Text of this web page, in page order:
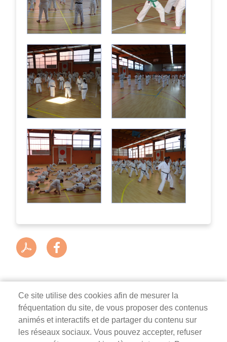
Ce site utilise des cookies afin de mesurer la
fréquentation du site, de vous proposer des contenus
animés et interactifs et de partager du contenu sur
les réseaux sociaux. Vous pouvez accepter, refuser
Mairie de Survilliers